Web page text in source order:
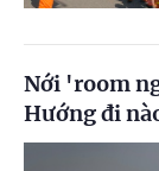
Nới 'room
Hướng đi